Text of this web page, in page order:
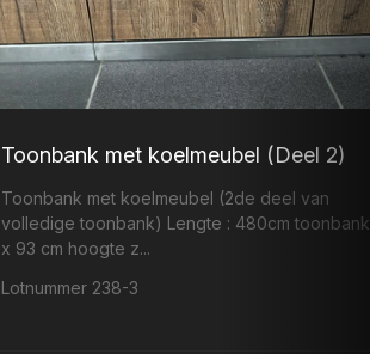
Toonbank met koelmeubel (Deel 2)
Toonbank met koelmeubel (2de deel van
volledige toonbank) Lengte : 480cm toonbank
x 93 cm hoogte z...
Lotnummer 238-3